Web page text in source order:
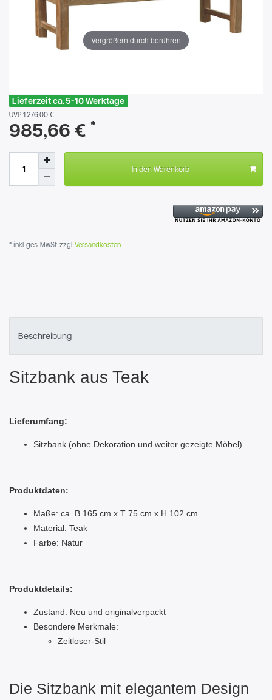
Vergrößern durch berühren
Lieferzeit ca. 5-10 Werktage
UVP 1.276,00 €
985,66 € *
In den Warenkorb
* inkl. ges. MwSt. zzgl. Versandkosten
Beschreibung
Sitzbank aus Teak
Lieferumfang:
Sitzbank (ohne Dekoration und weiter gezeigte Möbel)
Produktdaten:
Maße: ca. B 165 cm x T 75 cm x H 102 cm
Material: Teak
Farbe: Natur
Produktdetails:
Zustand: Neu und originalverpackt
Besondere Merkmale:
Zeitloser-Stil
Die Sitzbank mit elegantem Design